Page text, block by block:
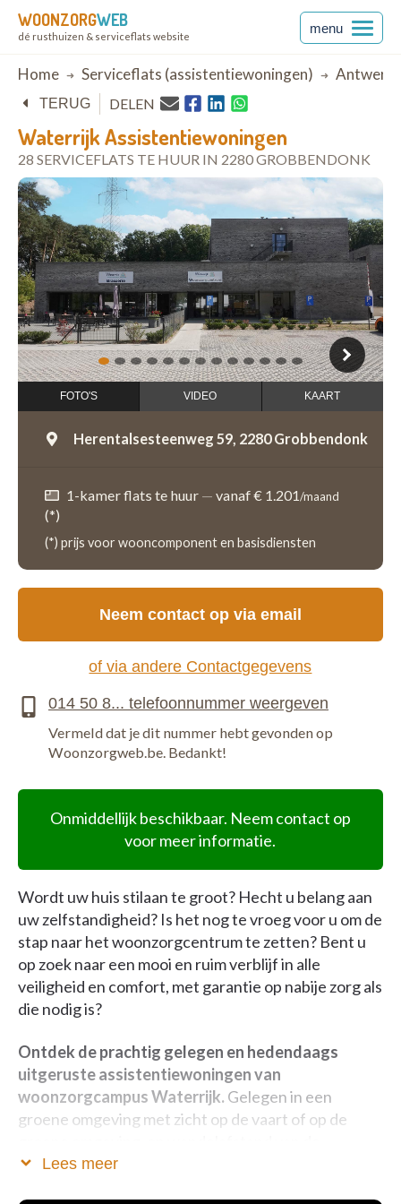
WOONZORGWEB
dé rusthuizen & serviceflats website
menu
Breadcrumb
Home Serviceflats (assistentiewoningen)
Waterrijk Assistentiewoningen
28 SERVICEFLATS TE HUUR IN 2280 GROBBENDONK
TERUG DELEN
1 2 3 4 5 6 7 8 9 10111213
open in Google Maps
FOTO'S VIDEO KAART
Herentalsesteenweg 59, 2280 Grobbendonk
1-kamer flats te huur — vanaf € 1.201/maand
(*)
(*) prijs voor wooncomponent en basisdiensten
Onmiddellijk beschikbaar. Neem contact op
voor meer informatie.
Wordt uw huis stilaan te groot? Hecht u belang aan
uw zelfstandigheid? Is het nog te vroeg voor u om de
stap naar het woonzorgcentrum te zetten? Bent u
op zoek naar een mooi en ruim verblijf in alle
veiligheid en comfort, met garantie op nabije zorg als
die nodig is?
Ontdek de prachtig gelegen en hedendaags
uitgeruste assistentiewoningen van
woonzorgcampus Waterrijk. Gelegen in een
groene omgeving met zicht op de vaart of op de
dorpskern van Bouwel en Grobbendonk.
Lees meer
Neem contact op via email
of via andere Contactgegevens
Vermeld dat je dit nummer hebt gevonden op
Woonzorgweb.be. Bedankt!